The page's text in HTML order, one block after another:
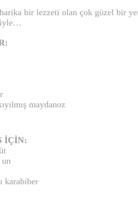
harika bir lezzeti olan çok güzel bir
maydanoz
İÇİN:
un
karabiber